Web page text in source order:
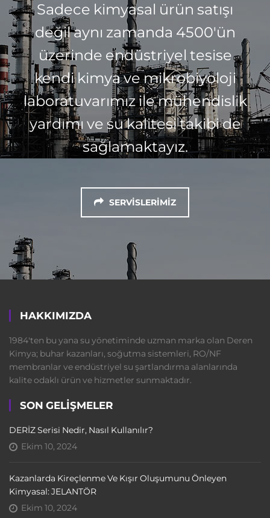
Sadece kimyasal ürün satışı
değil aynı zamanda 4500'ün
üzerinde endüstriyel tesise
kendi kimya ve mikrobiyoloji
laboratuvarımız ile mühendislik
yardımı ve su kalitesi takibi de
sağlamaktayız.
SERVISLERIMIZ
HAKKIMIZDA
1984'ten bu yana su yönetiminde uzman marka olan Deren
Kimya; buhar kazanları, soğutma sistemleri, RO/NF
membranlar ve endüstriyel su şartlandırma alanlarında
kalite odaklı ürün ve hizmetler sunmaktadır.
SON GELIŞMELER
DERİZ Serisi Nedir, Nasıl Kullanılır?
Ekim 10, 2024
Kazanlarda Kireçlenme Ve Kışır Oluşumunu Önleyen
Kimyasal: JELANTÖR
Ekim 10, 2024